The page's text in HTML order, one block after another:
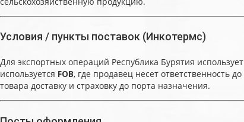
Условия / пункты поставок (Инкотермс)
Для экспортных операций Республика Бурятия
используется FOB, где продавец несет ответственность
товара доставку и страховку до порта назначения.